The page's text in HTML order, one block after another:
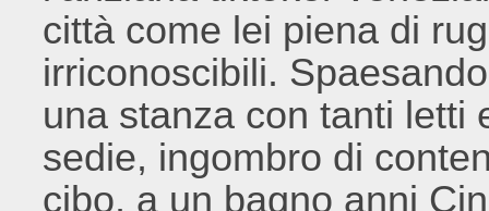
città come lei piena di
irriconoscibili.
una stanza con tanti letti
sedie, ingombro di
cibo, a un bagno anni